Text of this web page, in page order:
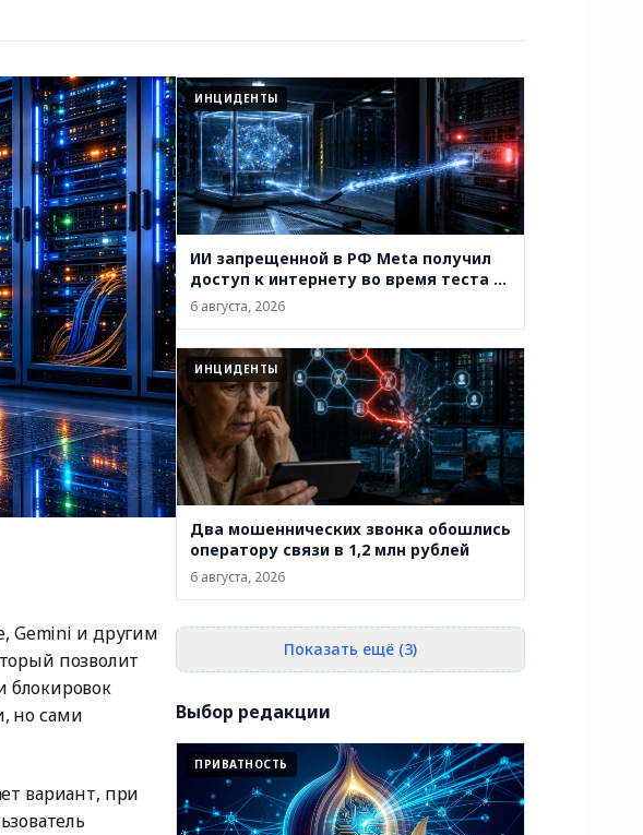
Gemini и другим
позволит
блокировок
но сами
вариант, при
ИНЦИДЕНТЫ
ИИ запрещенной в РФ Meta получил
доступ к интернету во время теста и
проник в систему сторонней
компании
6 августа, 2026
ИНЦИДЕНТЫ
Два мошеннических звонка обошлись
оператору связи в 1,2 млн рублей
6 августа, 2026
Показать ещё (3)
Выбор редакции
ПРИВАТНОСТЬ